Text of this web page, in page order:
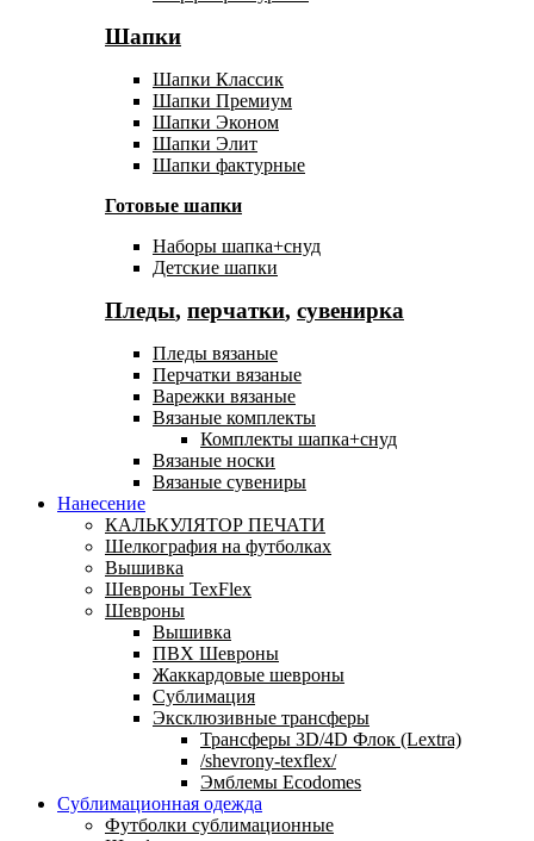
Шапки
Шапки Классик
Шапки Премиум
Шапки Эконом
Шапки Элит
Шапки фактурные
Готовые шапки
Наборы шапка+снуд
Детские шапки
Пледы, перчатки, сувенирка
Пледы вязаные
Перчатки вязаные
Варежки вязаные
Вязаные комплекты
Комплекты шапка+снуд
Вязаные носки
Вязаные сувениры
Нанесение
КАЛЬКУЛЯТОР ПЕЧАТИ
Шелкография на футболках
Вышивка
Шевроны TexFlex
Шевроны
Вышивка
ПВХ Шевроны
Жаккардовые шевроны
Сублимация
Эксклюзивные трансферы
Трансферы 3D/4D Флок (Lextra)
/shevrony-texflex/
Эмблемы Ecodomes
Сублимационная одежда
Футболки сублимационные